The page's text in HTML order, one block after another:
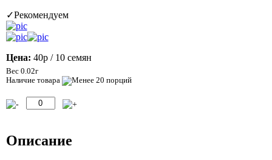
✓Рекомендуем
Цена: 40р / 10 семян
Вес 0.02г
Наличие товара
Описание